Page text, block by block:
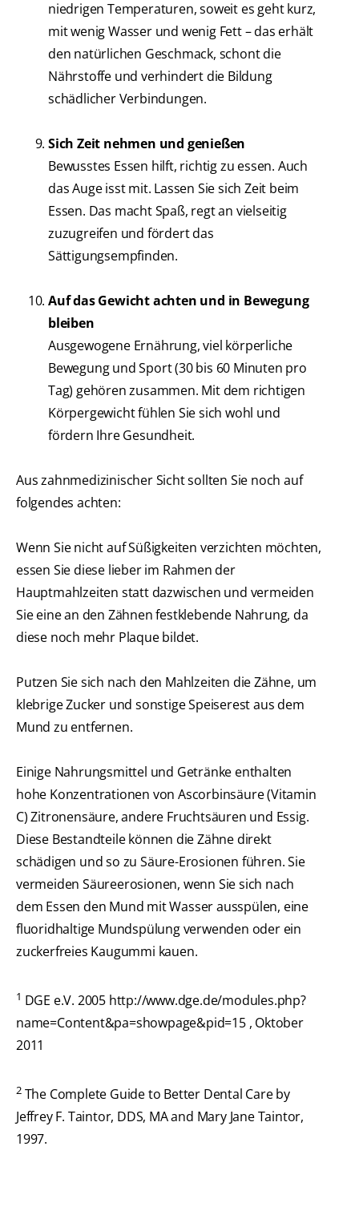
niedrigen Temperaturen, soweit es geht kurz,
mit wenig Wasser und wenig Fett – das erhält
den natürlichen Geschmack, schont die
Nährstoffe und verhindert die Bildung
schädlicher Verbindungen.
Sich Zeit nehmen und genießen
Bewusstes Essen hilft, richtig zu essen. Auch
das Auge isst mit. Lassen Sie sich Zeit beim
Essen. Das macht Spaß, regt an vielseitig
zuzugreifen und fördert das
Sättigungsempfinden.
Auf das Gewicht achten und in Bewegung
bleiben
Ausgewogene Ernährung, viel körperliche
Bewegung und Sport (30 bis 60 Minuten pro
Tag) gehören zusammen. Mit dem richtigen
Körpergewicht fühlen Sie sich wohl und
fördern Ihre Gesundheit.
Aus zahnmedizinischer Sicht sollten Sie noch auf
folgendes achten:
Wenn Sie nicht auf Süßigkeiten verzichten möchten,
essen Sie diese lieber im Rahmen der
Hauptmahlzeiten statt dazwischen und vermeiden
Sie eine an den Zähnen festklebende Nahrung, da
diese noch mehr Plaque bildet.
Putzen Sie sich nach den Mahlzeiten die Zähne, um
klebrige Zucker und sonstige Speiserest aus dem
Mund zu entfernen.
Einige Nahrungsmittel und Getränke enthalten
hohe Konzentrationen von Ascorbinsäure (Vitamin
C) Zitronensäure, andere Fruchtsäuren und Essig.
Diese Bestandteile können die Zähne direkt
schädigen und so zu Säure-Erosionen führen. Sie
vermeiden Säureerosionen, wenn Sie sich nach
dem Essen den Mund mit Wasser ausspülen, eine
fluoridhaltige Mundspülung verwenden oder ein
zuckerfreies Kaugummi kauen.
1 DGE e.V. 2005 http://www.dge.de/modules.php?
name=Content&pa=showpage&pid=15 , Oktober
2011
2The Complete Guide to Better Dental Care by
Jeffrey F. Taintor, DDS, MA and Mary Jane Taintor,
1997.